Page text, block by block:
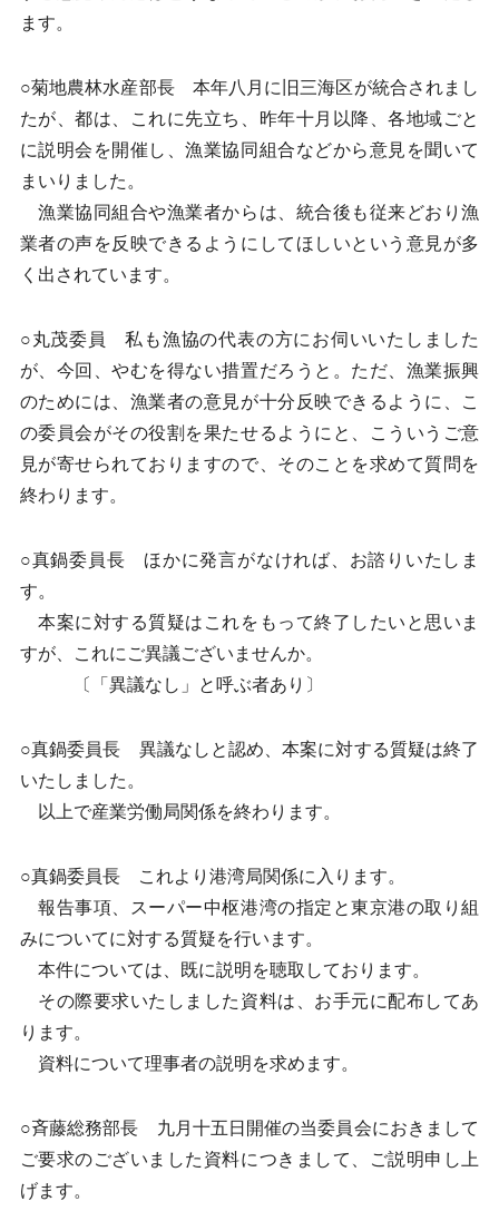
ます。
○菊地農林水産部長 本年八月に旧三海区が統合されまし
たが、都は、これに先立ち、昨年十月以降、各地域ごと
に説明会を開催し、漁業協同組合などから意見を聞いて
まいりました。
漁業協同組合や漁業者からは、統合後も従来どおり漁
業者の声を反映できるようにしてほしいという意見が多
く出されています。
○丸茂委員 私も漁協の代表の方にお伺いいたしました
が、今回、やむを得ない措置だろうと。ただ、漁業振興
のためには、漁業者の意見が十分反映できるように、こ
の委員会がその役割を果たせるようにと、こういうご意
見が寄せられておりますので、そのことを求めて質問を
終わります。
○真鍋委員長 ほかに発言がなければ、お諮りいたしま
す。
本案に対する質疑はこれをもって終了したいと思いま
すが、これにご異議ございませんか。
〔「異議なし」と呼ぶ者あり〕
○真鍋委員長 異議なしと認め、本案に対する質疑は終了
いたしました。
以上で産業労働局関係を終わります。
○真鍋委員長 これより港湾局関係に入ります。
報告事項、スーパー中枢港湾の指定と東京港の取り組
みについてに対する質疑を行います。
本件については、既に説明を聴取しております。
その際要求いたしました資料は、お手元に配布してあ
ります。
資料について理事者の説明を求めます。
○斉藤総務部長 九月十五日開催の当委員会におきまして
ご要求のございました資料につきまして、ご説明申し上
げます。